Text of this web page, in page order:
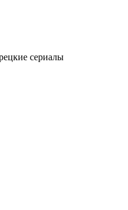
сериалы